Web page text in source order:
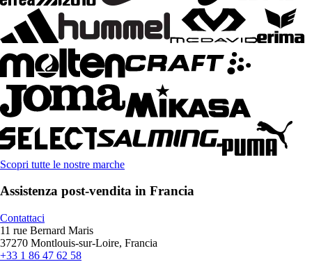
Scopri tutte le nostre marche
Assistenza post-vendita in Francia
Contattaci
11 rue Bernard Maris
37270 Montlouis-sur-Loire, Francia
+33 1 86 47 62 58